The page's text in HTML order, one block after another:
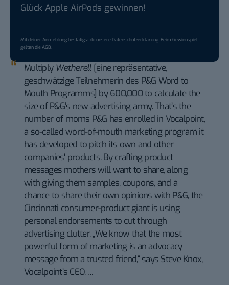
Glück Apple AirPods gewinnen!
Mit deiner Anmeldung bestätigst du unsereDatenschutzerklärung. Beim Gewinnspiel
gelten dieAGB.
Multiply Wetherell[eine repräsentative,
geschwätzige Teilnehmerin des P&G Word to
Mouth Programms] by 600,000 to calculate the
size of P&G’s new advertising army. That’s the
number of moms P&G has enrolled in Vocalpoint,
a so-called word-of-mouth marketing program it
has developed to pitch its own and other
companies‘ products. By crafting product
messages mothers will want to share, along
with giving them samples, coupons, and a
chance to share their own opinions with P&G, the
Cincinnati consumer-product giant is using
personal endorsements to cut through
advertising clutter. „We know that the most
powerful form of marketing is an advocacy
message from a trusted friend,“ says Steve Knox,
Vocalpoint’s CEO….